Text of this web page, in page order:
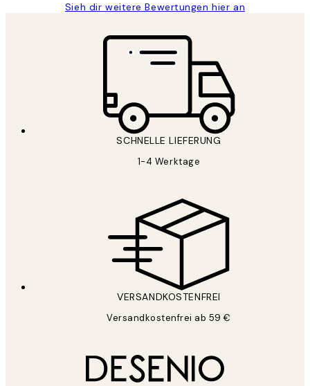
Sieh dir weitere Bewertungen hier an
SCHNELLE LIEFERUNG
1-4 Werktage
VERSANDKOSTENFREI
Versandkostenfrei ab 59 €